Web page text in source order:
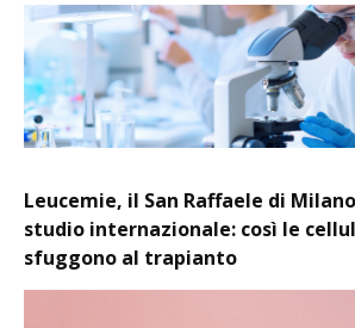
Leucemie, il San Raffaele di
studio internazionale: così le
sfuggono al trapianto